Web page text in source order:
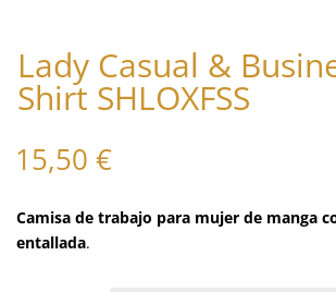
Lady Casual &
Shirt SHLOXFSS
15,50 €
Camisa de trabajo para mujer de manga
entallada.